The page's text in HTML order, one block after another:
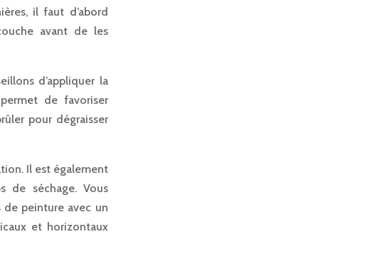
il faut d’abord
avant de les
d’appliquer la
de favoriser
pour dégraisser
Il est également
de séchage. Vous
peinture avec un
et horizontaux